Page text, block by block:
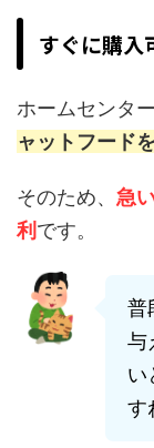
すぐに購入
ホームセンタ
ャットフード
そのため、 急
利 です。
普
与
い
す